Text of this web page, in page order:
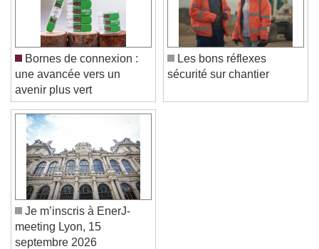
Bornes de connexion :
une avancée vers un
avenir plus vert
Les bons réflexes
sécurité sur chantier
Je m’inscris à EnerJ-
meeting Lyon, 15
septembre 2026